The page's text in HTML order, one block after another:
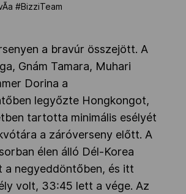
#BizziTeam
a bravúr összejött. A
Gnám Tamara, Muhari
Dorina a
legyőzte Hongkongot,
tartotta minimális esélyét
a záróverseny előtt. A
élen álló Dél-Korea
a negyeddöntőben, és itt
volt, 33:45 lett a vége. Az